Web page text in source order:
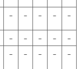
– – – – –
– – – –
–
– – – – –